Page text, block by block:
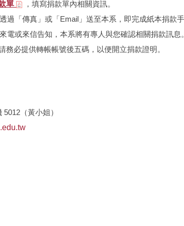
單
，填寫捐款單內相關資訊。
過「傳真」或「Email」送至本系，即完成紙本捐款手
電或來信告知，本系將有專人與您確認相關捐款訊息。
務必提供轉帳帳號後五碼，以便開立捐款證明。
（黃小姐）